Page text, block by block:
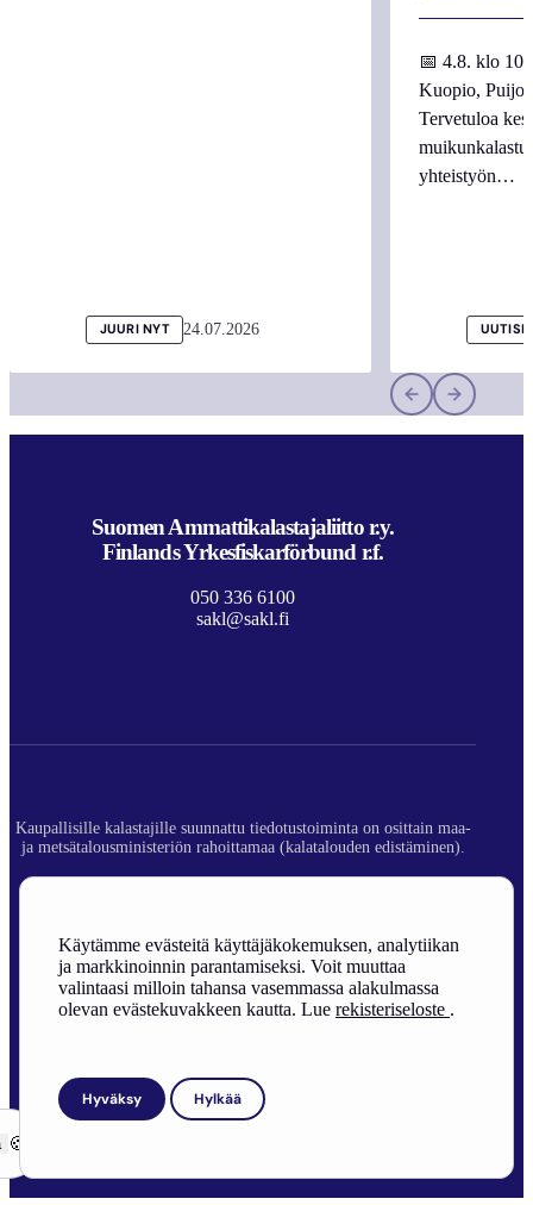
Käytämme evästeitä käyttäjäkokemuksen, analytiikan
ja markkinoinnin parantamiseksi. Voit muuttaa
valintaasi milloin tahansa vasemmassa alakulmassa
olevan evästekuvakkeen kautta. Lue rekisteriseloste .
Hyväksy Hylkää
JUURI NYT 24.07.2026
📅 4.8. klo
Kuopio,
Tervetuloa
yhteistyön…
Suomen Ammattikalastajaliitto r.y.
Finlands Yrkesfiskarförbund r.f.
050 336 6100
sakl@sakl.fi
Kaupallisille kalastajille suunnattu tiedotustoiminta on osittain maa-
ja metsätalousministeriön rahoittamaa (kalatalouden edistäminen).
Rekisteriseloste
Sivuston toteutus